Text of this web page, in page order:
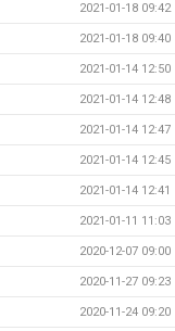
2021-01-18 09:42
2021-01-18 09:40
2021-01-14 12:50
2021-01-14 12:48
2021-01-14 12:47
2021-01-14 12:45
2021-01-14 12:41
2021-01-11 11:03
2020-12-07 09:00
2020-11-27 09:23
2020-11-24 09:20